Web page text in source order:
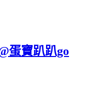
蛋寶趴趴go